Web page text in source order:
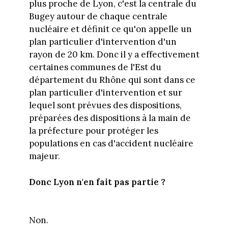
plus proche de Lyon, c'est la centrale du
Bugey autour de chaque centrale
nucléaire et définit ce qu'on appelle un
plan particulier d'intervention d'un
rayon de 20 km. Donc il y a effectivement
certaines communes de l'Est du
département du Rhône qui sont dans ce
plan particulier d'intervention et sur
lequel sont prévues des dispositions,
préparées des dispositions à la main de
la préfecture pour protéger les
populations en cas d'accident nucléaire
majeur.
Donc Lyon n'en fait pas partie ?
Non.